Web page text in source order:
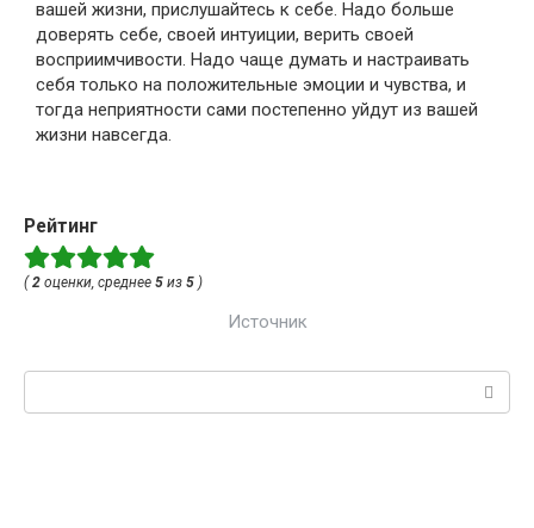
вашей жизни, прислушайтесь к себе. Надо больше
доверять себе, своей интуиции, верить своей
восприимчивости. Надо чаще думать и настраивать
себя только на положительные эмоции и чувства, и
тогда неприятности сами постепенно уйдут из вашей
жизни навсегда.
Рейтинг
( 2 оценки, среднее 5 из 5 )
Источник